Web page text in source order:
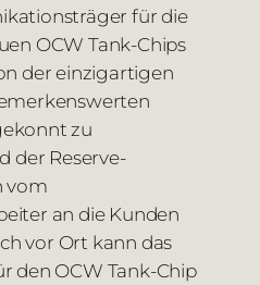
für die
OCW Tank-Chips
der einzigartigen
zu
der Reserve-
vom
an die Kunden
vor Ort kann das
den OCW Tank-Chip